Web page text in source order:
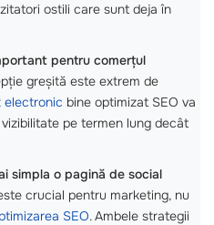
ostili care sunt deja în
pentru comerțul
greșită este extrem de
electronic bine optimizat SEO va
pe termen lung decât
simpla o pagină de social
crucial pentru marketing, nu
SEO. Ambele strategii